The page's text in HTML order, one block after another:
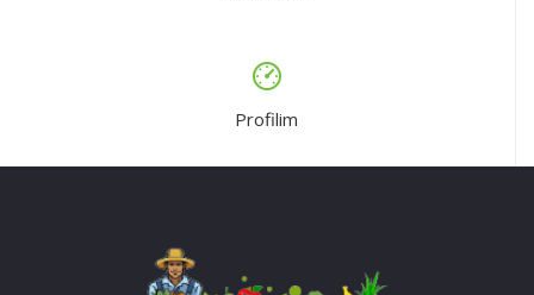
Profilim